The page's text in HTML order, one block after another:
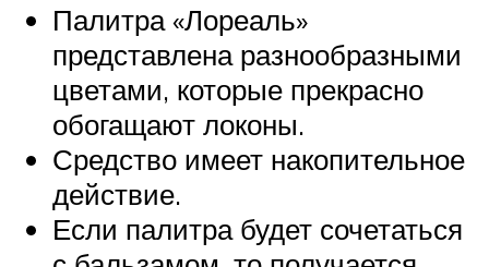
Палитра «Лореаль»
представлена разнообразными
цветами, которые прекрасно
обогащают локоны.
Средство имеет накопительное
действие.
Если палитра будет сочетаться